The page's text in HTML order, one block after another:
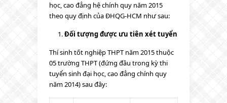
học, cao đẳng hệ chính quy năm 2015
theo quy định của ĐHQG-HCM như sau:
Đối tượng được ưu tiên xét tuyển
Thí sinh tốt nghiệp THPT năm 2015 thuộc
05 trường THPT (đứng đầu trong kỳ thi
tuyển sinh đại học, cao đẳng chính quy
năm 2014) sau đây: